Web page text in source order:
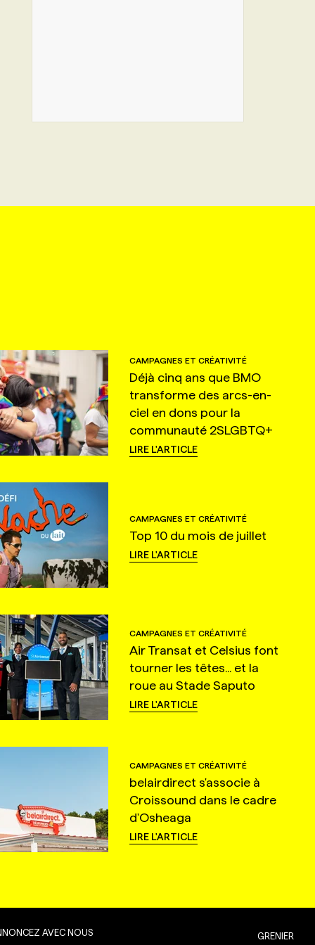
CAMPAGNES ET CRÉATIVITÉ
Déjà cinq ans que BMO
transforme des arcs-en-
ciel en dons pour la
communauté 2SLGBTQ+
LIRE L'ARTICLE
CAMPAGNES ET CRÉATIVITÉ
Top 10 du mois de juillet
LIRE L'ARTICLE
CAMPAGNES ET CRÉATIVITÉ
Air Transat et Celsius font
tourner les têtes... et la
roue au Stade Saputo
LIRE L'ARTICLE
CAMPAGNES ET CRÉATIVITÉ
belairdirect s'associe à
Croissound dans le cadre
d'Osheaga
LIRE L'ARTICLE
AVEC NOUS GRENIER